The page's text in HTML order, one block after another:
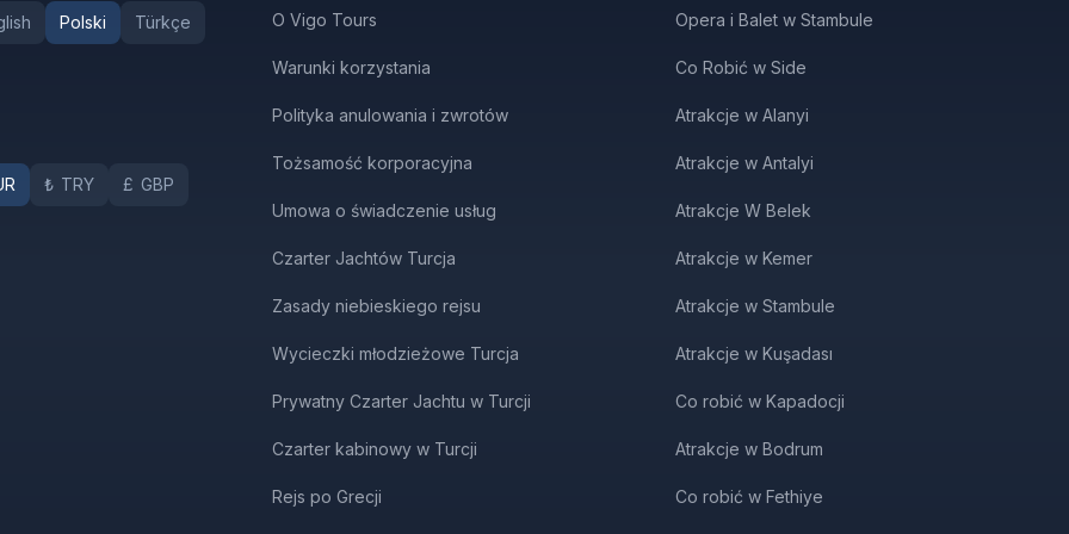
Polski Türkçe
₺ TRY £ GBP
O Vigo Tours
Warunki korzystania
Polityka anulowania i zwrotów
Tożsamość korporacyjna
Umowa o świadczenie usług
Czarter Jachtów Turcja
Zasady niebieskiego rejsu
Wycieczki młodzieżowe Turcja
Prywatny Czarter Jachtu w Turcji
Czarter kabinowy w Turcji
Rejs po Grecji
Opera i Balet w Stambule
Co Robić w Side
Atrakcje w Alanyi
Atrakcje w Antalyi
Atrakcje W Belek
Atrakcje w Kemer
Atrakcje w Stambule
Atrakcje w Kuşadası
Co robić w Kapadocji
Atrakcje w Bodrum
Co robić w Fethiye